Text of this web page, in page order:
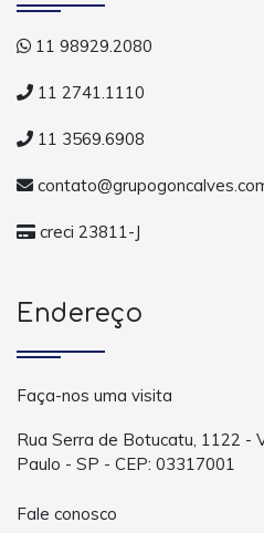
11 98929.2080
11 2741.1110
11 3569.6908
creci 23811-J
Endereço
Faça-nos uma visita
Rua Serra de Botucatu, 1122 -
Paulo - SP - CEP: 03317001
Fale conosco